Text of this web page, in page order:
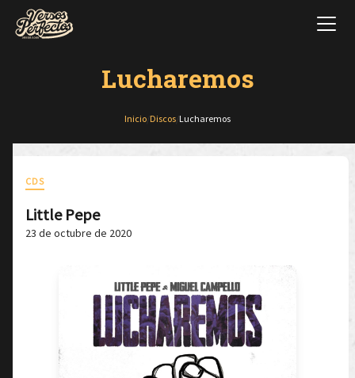
Lucharemos
Inicio Discos Lucharemos
CDS
Little Pepe
23 de octubre de 2020